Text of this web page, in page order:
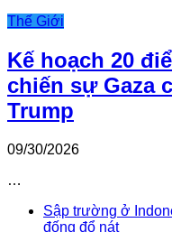
Thế Giới
Kế hoạch 20
chiến sự Gaza
Trump
09/30/2026
…
Sập trường ở
đống đổ nát